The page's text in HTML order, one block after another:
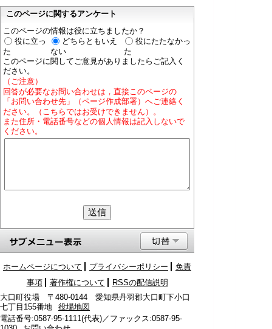
このページに関するアンケート
このページの情報は役に立ちましたか？
役に立っ
た
どちらともいえ
ない
役にたたなかっ
た
このページに関してご意見がありましたらご記入く
ださい。
（ご注意）
回答が必要なお問い合わせは，直接このページの
「お問い合わせ先」（ページ作成部署）へご連絡く
ださい。（こちらではお受けできません）。
また住所・電話番号などの個人情報は記入しないで
ください。
ホームページについて プライバシーポリシー
免責
事項
著作権について
RSSの配信説明
大口町役場 〒480-0144 愛知県丹羽郡大口町下小口
七丁目155番地
役場地図
電話番号:0587-95-1111(代表)／ファックス:0587-95-